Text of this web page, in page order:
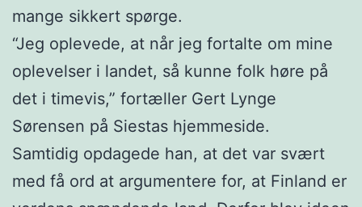
mange sikkert spørge.
“Jeg oplevede, at når jeg fortalte om mine
oplevelser i landet, så kunne folk høre på
det i timevis,” fortæller Gert Lynge
Sørensen på Siestas hjemmeside.
Samtidig opdagede han, at det var svært
med få ord at argumentere for, at Finland er